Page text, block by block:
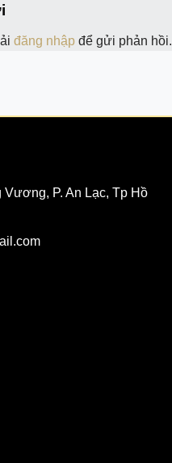
đăng nhậpđể gửi phản hồi.
P. An Lạc, Tp Hồ